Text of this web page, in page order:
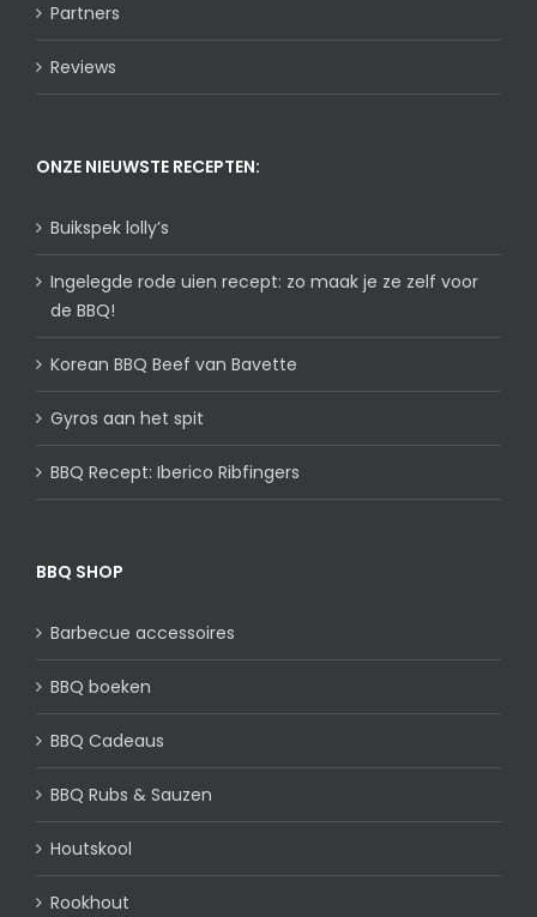
Partners
Reviews
ONZE NIEUWSTE RECEPTEN:
Buikspek lolly’s
Ingelegde rode uien recept: zo maak je ze zelf voor
de BBQ!
Korean BBQ Beef van Bavette
Gyros aan het spit
BBQ Recept: Iberico Ribfingers
BBQ SHOP
Barbecue accessoires
BBQ boeken
BBQ Cadeaus
BBQ Rubs & Sauzen
Houtskool
Rookhout